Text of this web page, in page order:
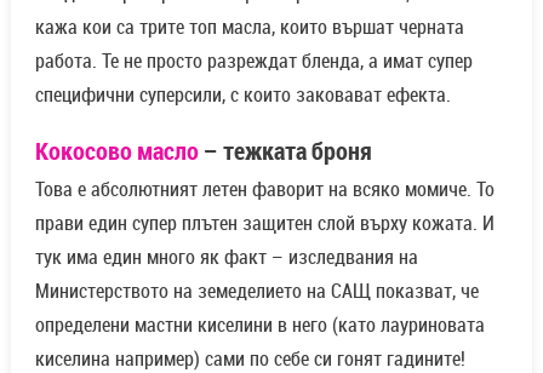
кажа кои са трите топ масла, които вършат черната
работа. Те не просто разреждат бленда, а имат супер
специфични суперсили, с които заковават ефекта.
Кокосово масло– тежката броня
Това е абсолютният летен фаворит на всяко момиче. То
прави един супер плътен защитен слой върху кожата. И
тук има един много як факт – изследвания на
Министерството на земеделието на САЩ показват, че
определени мастни киселини в него (като лауриновата
киселина например) сами по себе си гонят гадините!